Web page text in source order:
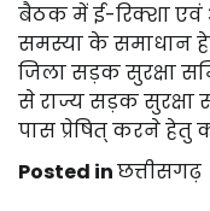
बैठक में ई-रिक्शा एवं
समस्या के समाधान
जिला सड़क सुरक्षा
से राज्य सड़क सुरक्षा
पास प्रेषित् करने हेतु
Posted inछत्तीसगढ़